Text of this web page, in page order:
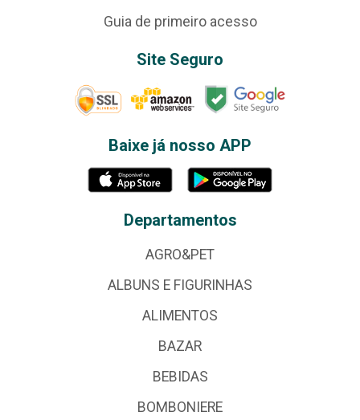
Guia de primeiro acesso
Site Seguro
Baixe já nosso APP
Departamentos
AGRO&PET
ALBUNS E FIGURINHAS
ALIMENTOS
BAZAR
BEBIDAS
BOMBONIERE